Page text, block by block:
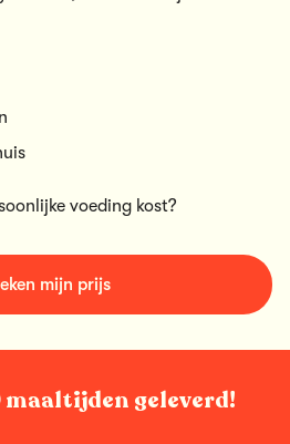
voeding kost?
mijn prijs
maaltijden geleverd!